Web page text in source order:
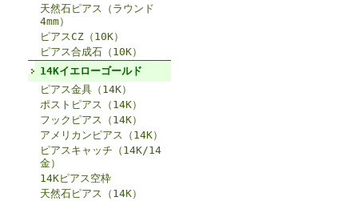
天然石ピアス（ラウンド
4mm）
ピアスCZ（10K）
ピアス合成石（10K）
14Kイエローゴールド
ピアス金具（14K）
ポストピアス（14K）
フックピアス（14K）
アメリカンピアス（14K）
ピアスキャッチ（14K/14
金）
14Kピアス空枠
天然石ピアス（14K）